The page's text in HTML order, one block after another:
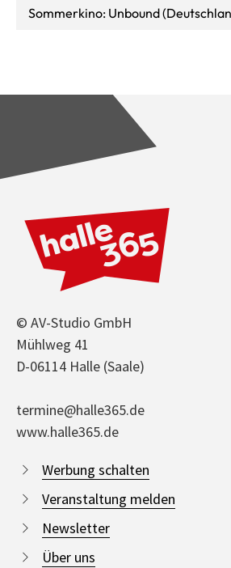
Sommerkino: Unbound
© AV-Studio GmbH
Mühlweg 41
D-06114 Halle (Saale)
termine@halle365.de
www.halle365.de
Werbung schalten
Veranstaltung melden
Newsletter
Über uns